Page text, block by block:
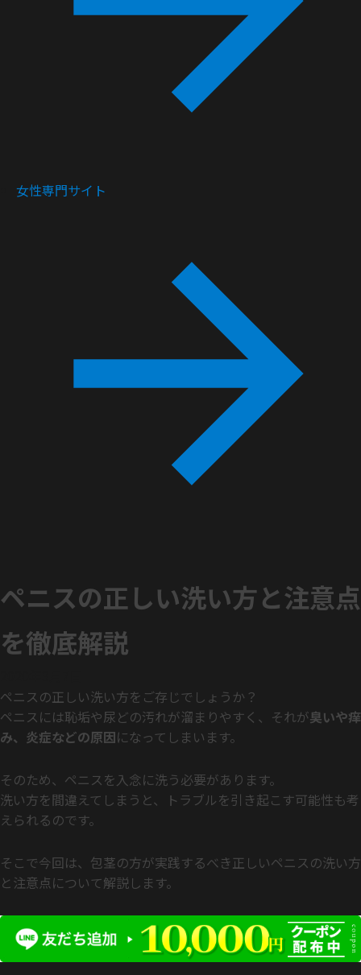
女性専門サイト
ペニスの正しい洗い方と注意点
を徹底解説
ペニスの正しい洗い方をご存じでしょうか？
ペニスには恥垢や尿どの汚れが溜まりやすく、それが臭いや痒
み、炎症などの原因になってしまいます。
そのため、ペニスを入念に洗う必要があります。
洗い方を間違えてしまうと、トラブルを引き起こす可能性も考
えられるのです。
そこで今回は、包茎の方が実践するべき正しいペニスの洗い方
と注意点について解説します。